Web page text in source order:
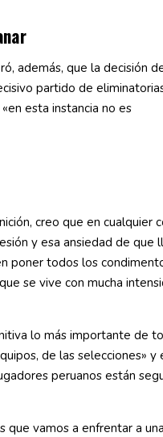
además, que la decisión
partido de
esta instancia no es
creo que en cualquier
y esa ansiedad de que
poner todos los
se vive con mucha
lo más importante de
de las selecciones» y
peruanos están
que vamos a enfrentar a una